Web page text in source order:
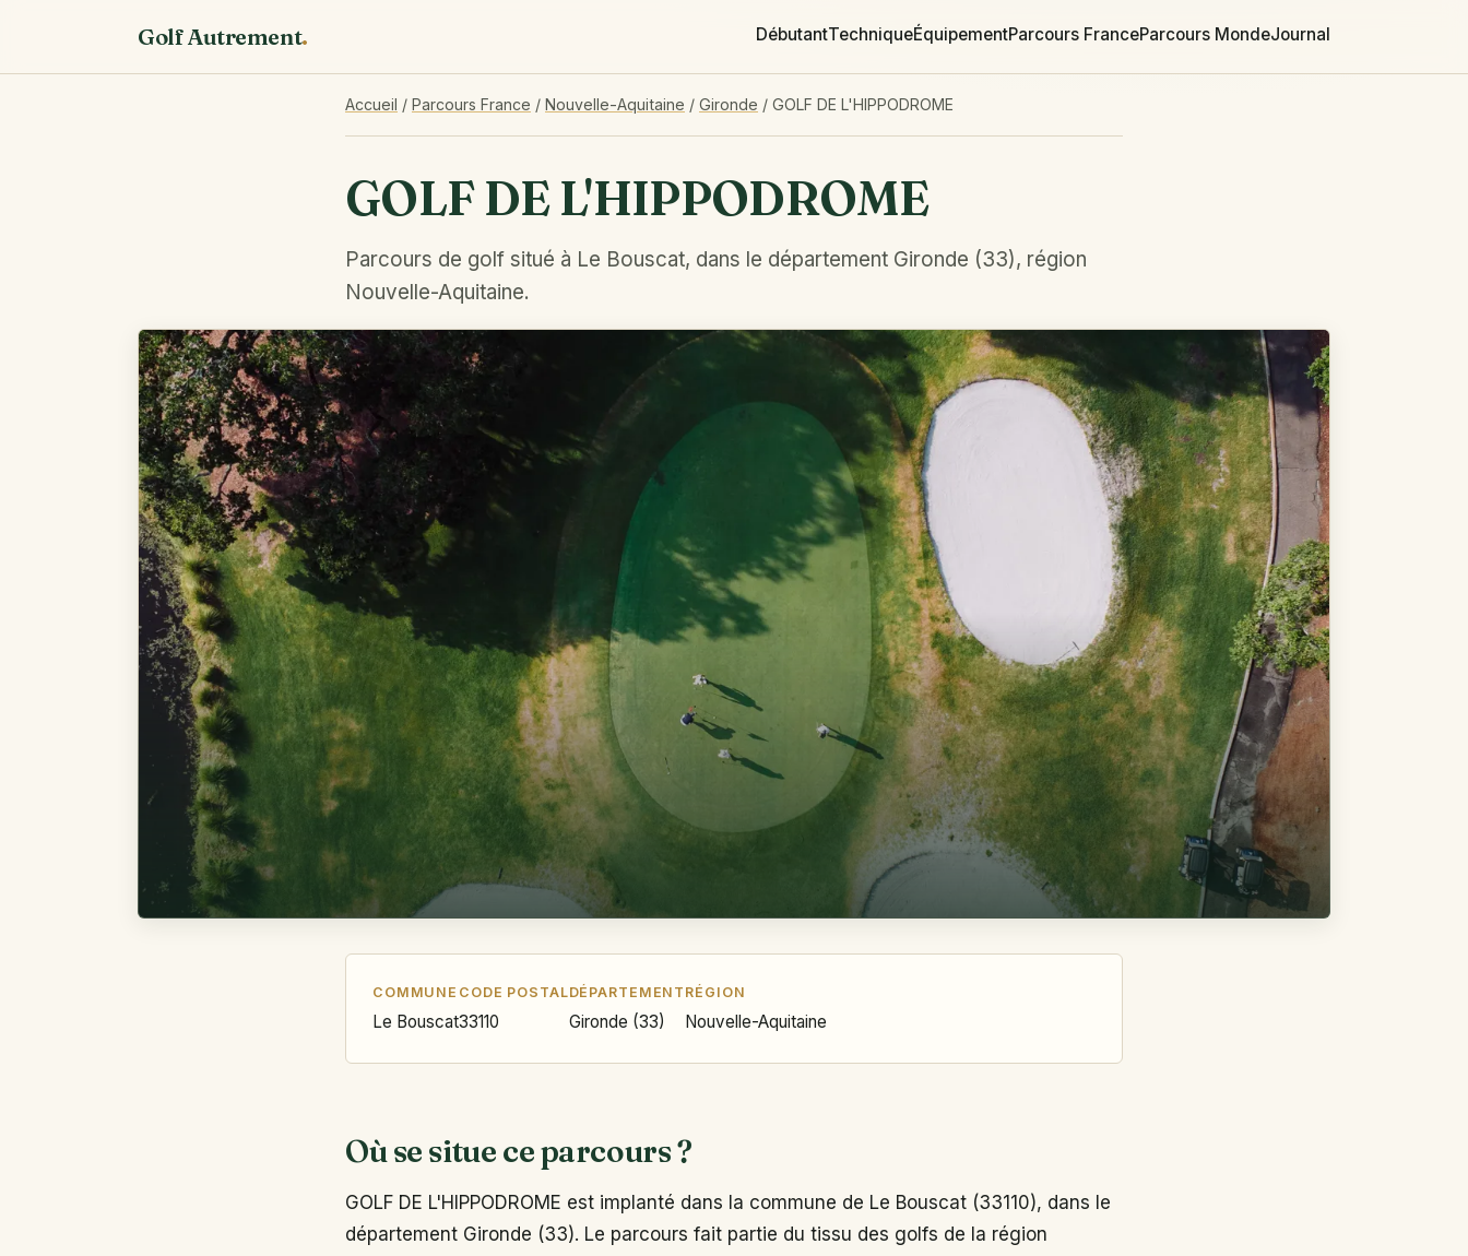
Golf Autrement. DébutantTechniqueÉquipementParcours FranceParcours MondeJournal
Accueil / Parcours France / Nouvelle-Aquitaine / Gironde / GOLF DE L'HIPPODROME
GOLF DE L'HIPPODROME
Parcours de golf situé à Le Bouscat, dans le département Gironde (33), région
Nouvelle-Aquitaine.
COMMUNE
Le Bouscat
CODE POSTAL
33110
DÉPARTEMENT
Gironde (33)
RÉGION
Nouvelle-Aquitaine
Où se situe ce parcours ?
GOLF DE L'HIPPODROME est implanté dans la commune de Le Bouscat (33110), dans le
département Gironde (33). Le parcours fait partie du tissu des golfs de la région